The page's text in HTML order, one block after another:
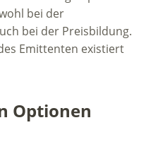
bei der
bei der Preisbildung.
Emittenten existiert
Optionen